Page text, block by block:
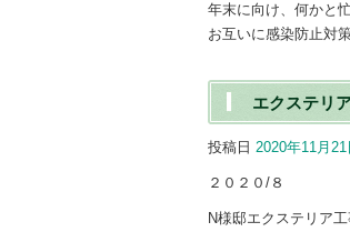
年末に向け、何かと
お互いに感染防止対
エクステリ
投稿日 2020年11月21
２０２０/８
N様邸エクステリア